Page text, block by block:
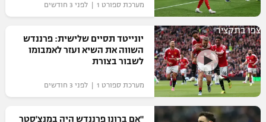
גביע הטוטו
ליגיונרים
גביע המדינה
ליגת האלופות
ליגה אירופית
ליגה אנגלית
כדורסל ישראלי
ליגת ווינר סל
ליגה לאומית
כדורסל עולמי
NBA
מערכת ספורט 1 | לפני 3 חודשים
צפו בתקציר
יונייטד תסיים שלישית: פרננדש
השווה את השיא ועזר לאמבומו
לשבור בצורת
מערכת ספורט 1 | לפני 3 חודשים
"אם ברונו פרננדש היה במנצ'סטר